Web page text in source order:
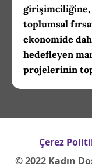
girişimciliğine,
toplumsal
ekonomide
hedefleyen
projelerinin
Çerez
© 2022 Kadın